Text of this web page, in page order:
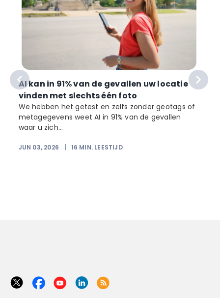
AI kan in 91% van de gevallen uw locatie
vinden met slechts één foto
We hebben het getest en zelfs zonder geotags of
metagegevens weet AI in 91% van de gevallen
waar u zich...
JUN 03, 2026 16 MIN. LEESTIJD